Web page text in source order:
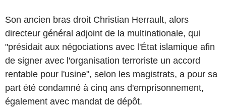
Son ancien bras droit Christian Herrault, alors
directeur général adjoint de la multinationale, qui
"présidait aux négociations avec l'État islamique afin
de signer avec l'organisation terroriste un accord
rentable pour l'usine", selon les magistrats, a pour sa
part été condamné à cinq ans d'emprisonnement,
également avec mandat de dépôt.